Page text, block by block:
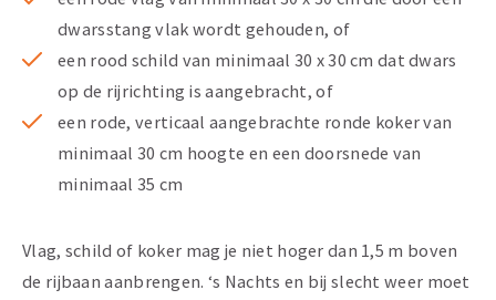
dwarsstang vlak wordt gehouden, of
een rood schild van minimaal 30 x 30 cm dat dwars
op de rijrichting is aangebracht, of
een rode, verticaal aangebrachte ronde koker van
minimaal 30 cm hoogte en een doorsnede van
minimaal 35 cm
Vlag, schild of koker mag je niet hoger dan 1,5 m boven
de rijbaan aanbrengen. ‘s Nachts en bij slecht weer moet